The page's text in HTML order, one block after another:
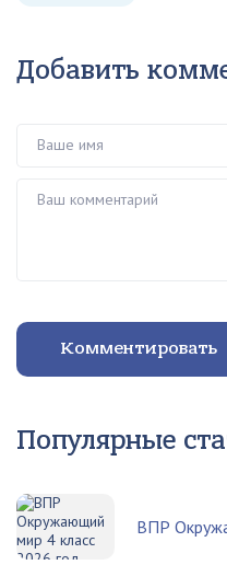
Добавить
Комментировать
Популярные
ВПР